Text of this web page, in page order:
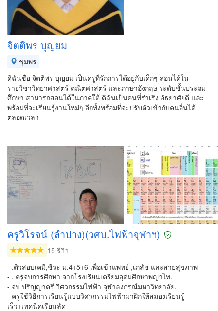
จิตติพร บุญยม
ชุมพร
ดิฉันชื่อ จิตติพร บุญยม เป็นครูที่รักการได้อยู่กับเด็กๆ สอนได้ใน
รายวิชาวิทยาศาสตร์ คณิตศาสตร์ และภาษาอังกฤษ ระดับชั้นประถม
ศึกษา สามารถสอนได้ในภาคใต้ ดิฉันเป็นคนที่ร่าเริง อัธยาศัยดี และ
พร้อมที่จะเรียนรู้งานใหม่ๆ อีกทั้งพร้อมที่จะปรับตัวเข้ากับคนอื่นได้
ตลอดเวลา
ครูวิโรจน์ (ลำปาง)(วศบ.ไฟฟ้าจุฬาฯ)
15 รีวิว
- .ติวสอบเคมี,ชีวะ ม.4+5+6 เพื่อเข้าแพทย์ ,เภสัช และสายสุขภาพ
- . ครูจบการศึกษา จากโรงเรียนเตรียมอุดมศึกษาพญาไท.
- จบ ปริญญาตรี วิศวกรรมไฟฟ้า จุฬาลงกรณ์มหาวิทยาลัย.
- ครูใช้วิธีการเรียนรู้แบบวิศวกรรมไฟฟ้ามาฝึกให้สมองเรียนรู้
เร็ว+เทคนิคเรียนลัด